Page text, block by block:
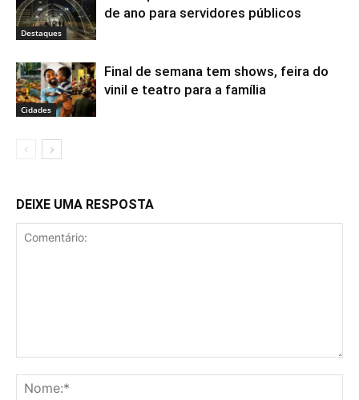
Destaques
de ano para servidores públicos
Cidades
Final de semana tem shows, feira do
vinil e teatro para a família
DEIXE UMA RESPOSTA